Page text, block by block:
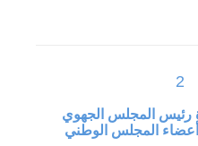
رئيس المجلس الجهوي
المجلس الوطني